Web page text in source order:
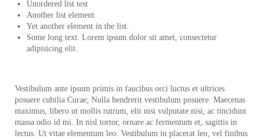
Unordered list test
Another list element.
Yet another element in the list.
Some long text. Lorem ipsum dolor sit amet, consectetur
adipisicing elit.
Vestibulum ante ipsum primis in faucibus orci luctus et ultrices
posuere cubilia Curae; Nulla hendrerit vestibulum posuere. Maecenas
maximus, libero ut mollis rutrum, elit nisi vulputate nisi, ac tincidunt
massa odio id mi. In nisl tortor, ornare ac fermentum et, sagittis in
lectus. Ut vitae elementum leo. Vestibulum in placerat leo, vel finibus